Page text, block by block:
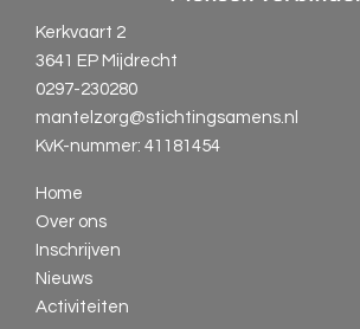
Kerkvaart 2
3641 EP Mijdrecht
0297-230280
mantelzorg@stichtingsamens.nl
KvK-nummer: 41181454
Home
Over ons
Inschrijven
Nieuws
Activiteiten